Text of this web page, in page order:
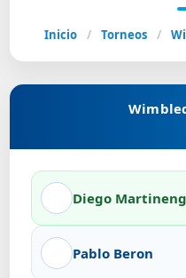
Inicio / Torneos /
Diego
Pablo Beron